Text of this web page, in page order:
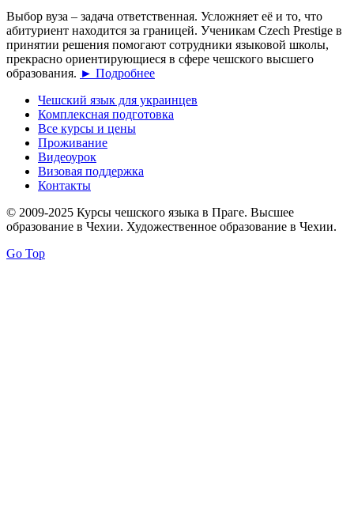
Выбор вуза – задача ответственная. Усложняет её и то, что
абитуриент находится за границей. Ученикам Czech Prestige в
принятии решения помогают сотрудники языковой школы,
прекрасно ориентирующиеся в сфере чешского высшего
образования. ► Подробнее
Чешский язык для украинцев
Комплексная подготовка
Все курсы и цены
Проживание
Видеоурок
Визовая поддержка
Контакты
© 2009-2025 Курсы чешского языка в Праге. Высшее
образование в Чехии. Художественное образование в Чехии.
Go Top